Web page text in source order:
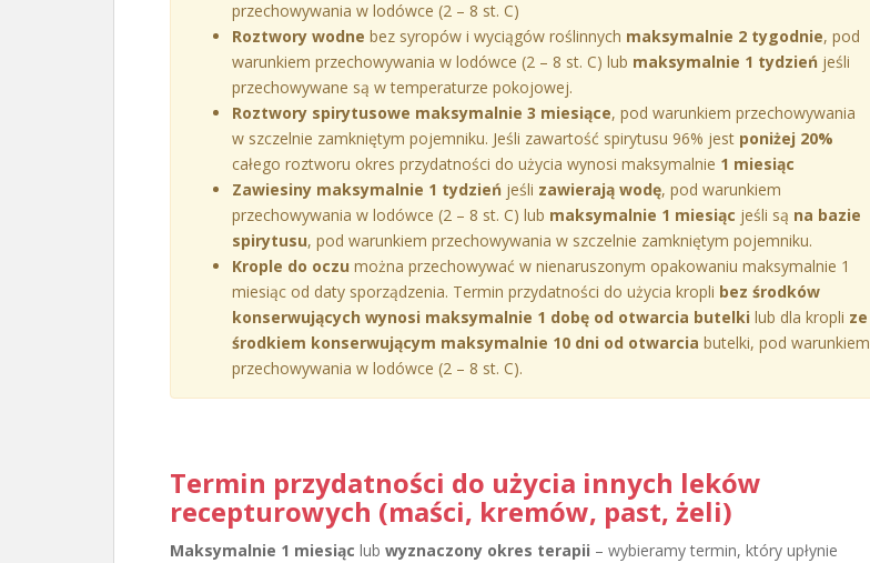
przechowywania w lodówce (2 – 8 st. C)
Roztwory wodne bez syropów i wyciągów roślinnych maksymalnie 2 tygodnie, pod
warunkiem przechowywania w lodówce (2 – 8 st. C) lub maksymalnie 1 tydzień jeśli
przechowywane są w temperaturze pokojowej.
Roztwory spirytusowe maksymalnie 3 miesiące, pod warunkiem przechowywania
w szczelnie zamkniętym pojemniku. Jeśli zawartość spirytusu 96% jest poniżej 20%
całego roztworu okres przydatności do użycia wynosi maksymalnie 1 miesiąc
Zawiesiny maksymalnie 1 tydzień jeśli zawierają wodę, pod warunkiem
przechowywania w lodówce (2 – 8 st. C) lub maksymalnie 1 miesiąc jeśli są na bazie
spirytusu, pod warunkiem przechowywania w szczelnie zamkniętym pojemniku.
Krople do oczu można przechowywać w nienaruszonym opakowaniu maksymalnie 1
miesiąc od daty sporządzenia. Termin przydatności do użycia kropli bez środków
konserwujących wynosi maksymalnie 1 dobę od otwarcia butelki lub dla kropli ze
środkiem konserwującym maksymalnie 10 dni od otwarcia butelki, pod warunkiem
przechowywania w lodówce (2 – 8 st. C).
Termin przydatności do użycia innych leków
recepturowych (maści, kremów, past, żeli)
Maksymalnie 1 miesiąc lub wyznaczony okres terapii – wybieramy termin, który upłynie